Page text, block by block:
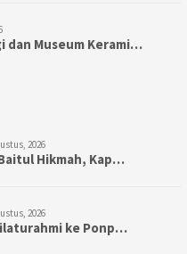
dan Museum Kerami…
2026
Hikmah, Kap…
2026
ke Ponp…